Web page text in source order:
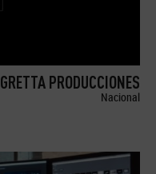
GRETTA PRODUCCIONES
Nacional